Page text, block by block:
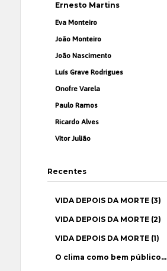
Ernesto Martins
Eva Monteiro
João Monteiro
João Nascimento
Luís Grave Rodrigues
Onofre Varela
Paulo Ramos
Ricardo Alves
Vítor Julião
Recentes
VIDA DEPOIS DA MORTE (3)
VIDA DEPOIS DA MORTE (2)
VIDA DEPOIS DA MORTE (1)
O clima como bem público…